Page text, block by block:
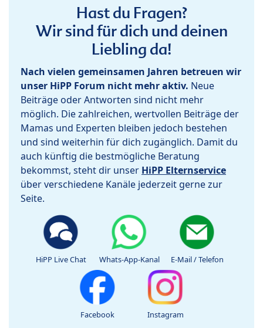
Hast du Fragen?
Wir sind für dich und deinen
Liebling da!
Nach vielen gemeinsamen Jahren betreuen wir
unser HiPP Forum nicht mehr aktiv. Neue
Beiträge oder Antworten sind nicht mehr
möglich. Die zahlreichen, wertvollen Beiträge der
Mamas und Experten bleiben jedoch bestehen
und sind weiterhin für dich zugänglich. Damit du
auch künftig die bestmögliche Beratung
bekommst, steht dir unser HiPP Elternservice
über verschiedene Kanäle jederzeit gerne zur
Seite.
HiPP Live Chat Whats-App-Kanal E-Mail / Telefon
Facebook Instagram